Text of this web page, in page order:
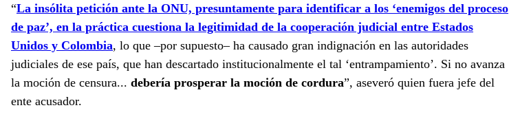
“La insólita petición ante la ONU, presuntamente para identificar a los ‘enemigos del proceso
de paz’, en la práctica cuestiona la legitimidad de la cooperación judicial entre Estados
Unidos y Colombia, lo que –por supuesto– ha causado gran indignación en las autoridades
judiciales de ese país, que han descartado institucionalmente el tal ‘entrampamiento’. Si no avanza
la moción de censura... debería prosperar la moción de cordura”, aseveró quien fuera jefe del
ente acusador.